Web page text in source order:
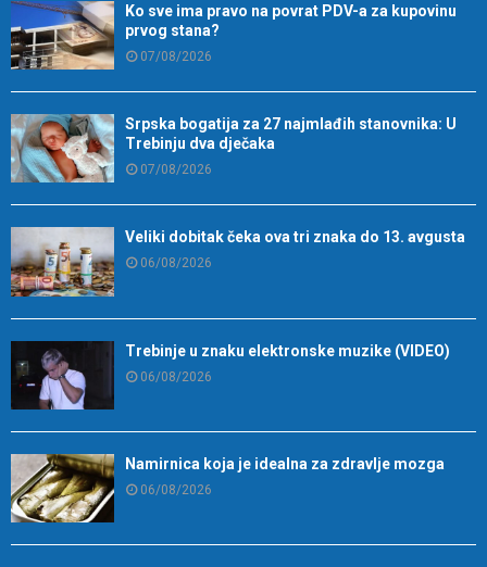
Ko sve ima pravo na povrat PDV-a za kupovinu
prvog stana?
07/08/2026
Srpska bogatija za 27 najmlađih stanovnika: U
Trebinju dva dječaka
07/08/2026
Veliki dobitak čeka ova tri znaka do 13. avgusta
06/08/2026
Trebinje u znaku elektronske muzike (VIDEO)
06/08/2026
Namirnica koja je idealna za zdravlje mozga
06/08/2026